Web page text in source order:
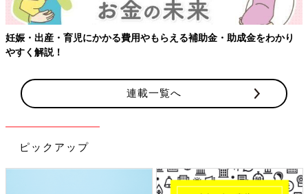
もらえる補助金・助成金をわかり 【ワクチン接種できるものも
連載一覧へ
ピックアップ